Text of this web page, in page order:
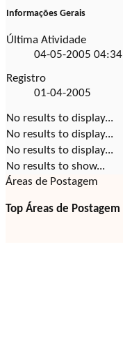
Informações Gerais
Última Atividade
04-05-2005 04:34
Registro
01-04-2005
No results to display...
No results to display...
No results to display...
No results to show...
Áreas de Postagem
Top Áreas de Postagem